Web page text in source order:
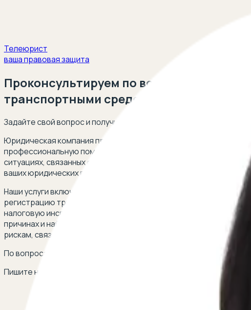
Телеюрист
ваша правовая защита
Проконсультируем по вопросам
транспортными средствами
Задайте свой вопрос и получите ответ опытного юриста в
Юридическая компания предлагает комплексную защиту
профессиональную помощь в снятии ограничений и запретов,
ситуациях, связанных с регистрацией, и обеспечат защиту
ваших юридических вопросов.
Наши услуги включают в себя помощь в таких ситуациях, как
регистрацию транспортного средства. Мы также
налоговую инспекцию. Если вы столкнулись с ограничениями
причинах и найти оптимальное решение. Мы также оказываем
рискам, связанным с такими сделками.
По вопросам сотрудничества
Пишите на